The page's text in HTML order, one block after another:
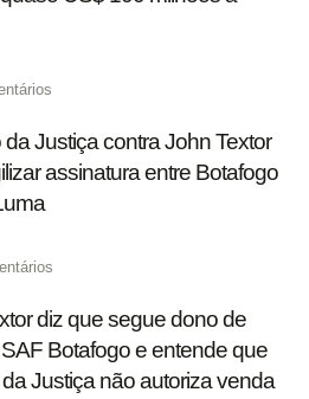
Justiça contra John Textor
assinatura entre Botafogo
diz que segue dono de
Botafogo e entende que
Justiça não autoriza venda